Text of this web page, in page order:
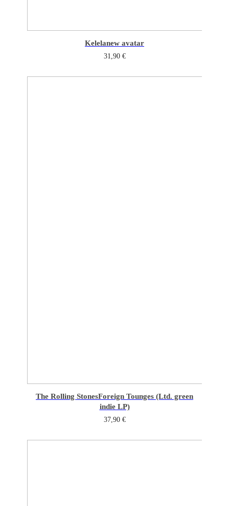
Kelelanew avatar
31,90 €
The Rolling StonesForeign Tounges (Ltd. green
indie LP)
37,90 €